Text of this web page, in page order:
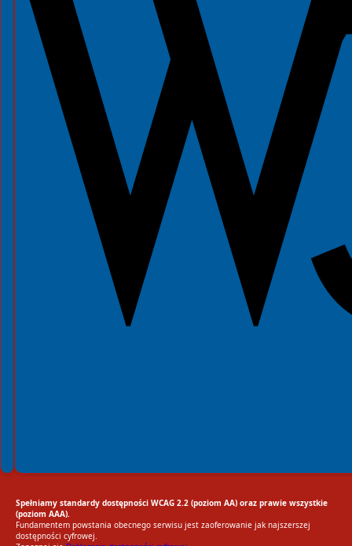
Spełniamy standardy dostępności WCAG 2.2 (poziom AA) oraz prawie wszystkie
(poziom AAA).
Fundamentem powstania obecnego serwisu jest zaoferowanie jak najszerszej
dostępności cyfrowej.